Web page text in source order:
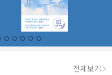
전체보기